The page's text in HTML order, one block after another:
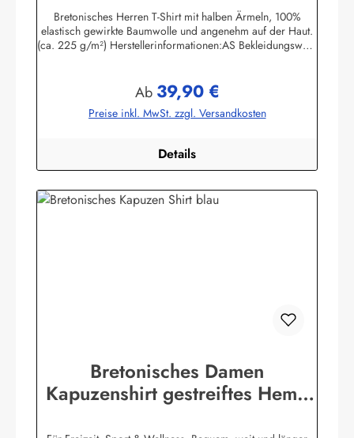
Bretonisches Herren T-Shirt mit halben Ärmeln, 100%
elastisch gewirkte Baumwolle und angenehm auf der Haut.
(ca. 225 g/m²) Herstellerinformationen:AS Bekleidungswerk
Regulärer Preis:
Ab 39,90 €
Preise inkl. MwSt. zzgl. Versandkosten
Details
Bretonisches Damen
Kapuzenshirt gestreiftes Hemd